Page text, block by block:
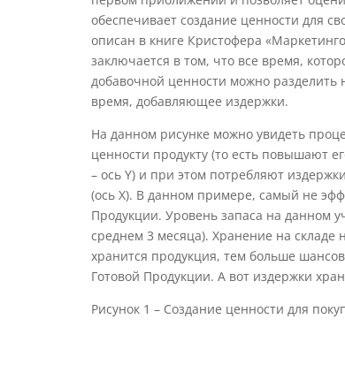
обеспечивает создание ценности для
описан в книге Кристофера
заключается в том, что все время,
добавочной ценности можно
время, добавляющее издержки.
На данном рисунке можно увидеть
ценности продукту (то есть повышают
– ось Y) и при этом потребляют
(ось X). В данном примере, самый не
Продукции. Уровень запаса на данном
среднем 3 месяца). Хранение на складе
хранится продукция, тем больше
Готовой Продукции. А вот издержки
Рисунок 1 – Создание ценности для